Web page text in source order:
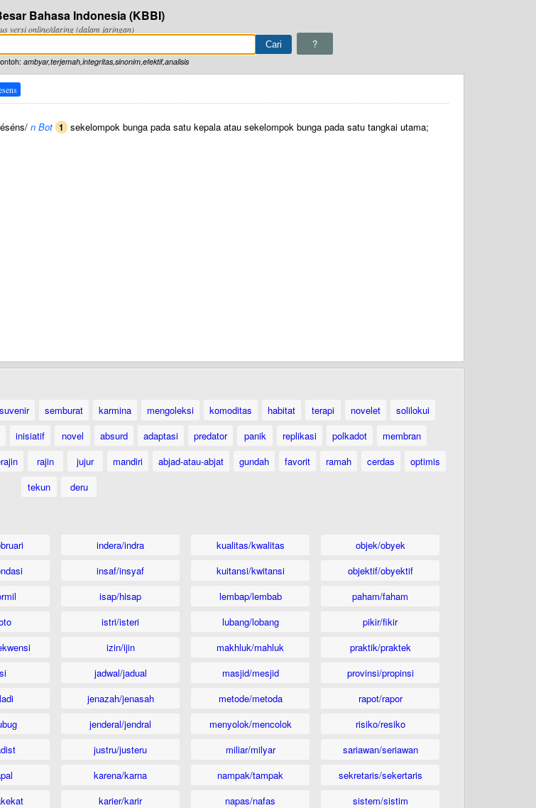
Bahasa Indonesia (KBBI)
versi online/daring (dalam jaringan)
?
ambyar,terjemah,integritas,sinonim,efektif,analisis
n Bot 1 sekelompok bunga pada satu kepala atau sekelompok bunga pada satu tangkai utama;
suvenir semburat karmina mengoleksi komoditas habitat terapi novelet
solilokui
inisiatif novel absurd adaptasi predator panik replikasi polkadot
membran
rajin jujur mandiri abjad-atau-abjat gundah favorit ramah cerdas
optimis
tekun
deru
indera/indra
insaf/insyaf
isap/hisap
istri/isteri
izin/ijin
jadwal/jadual
jenazah/jenasah
jenderal/jendral
justru/justeru
karena/karna
karier/karir
kualitas/kwalitas
kuitansi/kwitansi
lembap/lembab
lubang/lobang
makhluk/mahluk
masjid/mesjid
metode/metoda
menyolok/mencolok
miliar/milyar
nampak/tampak
napas/nafas
objek/obyek
objektif/obyektif
paham/faham
pikir/fikir
praktik/praktek
provinsi/propinsi
rapot/rapor
risiko/resiko
sariawan/seriawan
sekretaris/sekertaris
sistem/sistim